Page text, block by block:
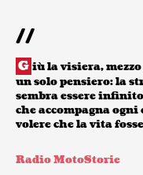
//
G iù la visiera,
un solo pensiero: la
sembra essere
che accompagna
volere che la vita
Radio MotoStorie